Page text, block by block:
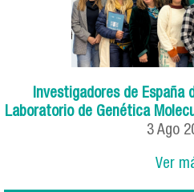
Investigadores de España
Laboratorio de Genética
3 Ago
Ver